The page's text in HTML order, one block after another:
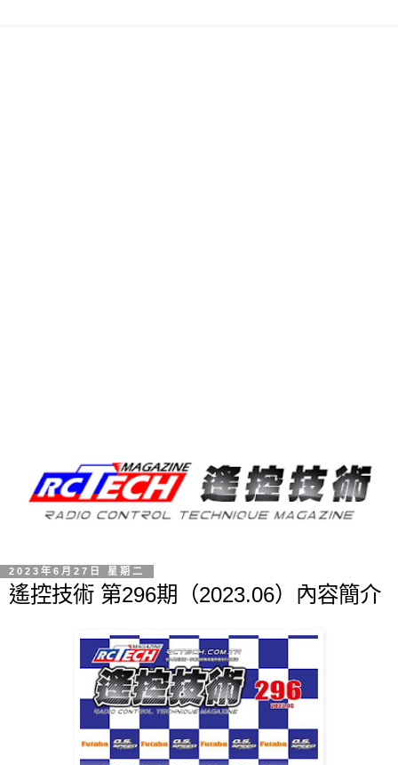
2023年6月27日 星期二
遙控技術 第296期（2023.06）內容簡介